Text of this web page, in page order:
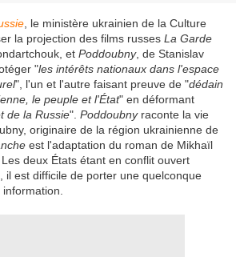
, le ministère ukrainien de la Culture
la projection des films russes La Garde
et Poddoubny, de Stanislav
"les intérêts nationaux dans l'espace
", l'un et l'autre faisant preuve de "dédain
le peuple et l'État" en déformant
de la Russie". Poddoubnyraconte la vie
originaire de la région ukrainienne de
est l'adaptation du roman de Mikhaïl
deux États étant en conflit ouvert
il est difficile de porter une quelconque